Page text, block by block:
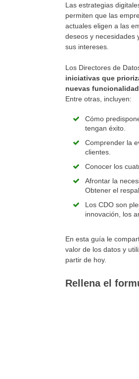
Las estrategias
permiten que las
actuales eligen a las
deseos y necesidades
sus intereses.
Los Directores de
iniciativas que
nuevas
Entre otras, incluyen:
Cómo
tengan éxito.
Comprender la
clientes.
Conocer los
Afrontar la
Obtener el
Los CDO son
innovación, los
En esta guía le
valor de los datos y
partir de hoy.
Rellena el